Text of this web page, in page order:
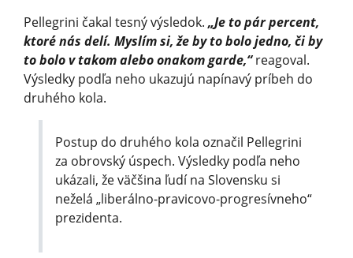
Pellegrini čakal tesný výsledok. „Je to pár percent,
ktoré nás delí. Myslím si, že by to bolo jedno, či by
to bolo v takom alebo onakom garde,“reagoval.
Výsledky podľa neho ukazujú napínavý príbeh do
druhého kola.
Postup do druhého kola označil Pellegrini
za obrovský úspech. Výsledky podľa neho
ukázali, že väčšina ľudí na Slovensku si
neželá „liberálno-pravicovo-progresívneho“
prezidenta.